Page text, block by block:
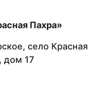
Пахра»
село Красная
дом 17